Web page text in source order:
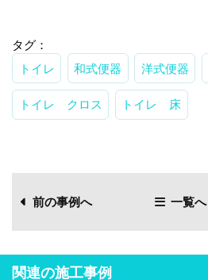
タグ：
トイレ
和式便器 洋式便器
トイレ クロス トイレ 床
前の事例へ 一覧へ
関連の施工事例